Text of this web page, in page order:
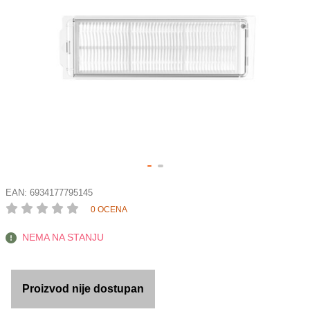
EAN: 6934177795145
0 OCENA
NEMA NA STANJU
Proizvod nije dostupan